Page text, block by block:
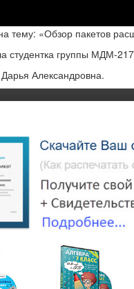
тему: «Обзор пакетов
студентка группы МДМ-217
Александровна.